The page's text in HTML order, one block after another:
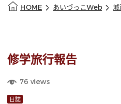
HOME あいづっこWeb
修学旅行報告
76 views
日誌